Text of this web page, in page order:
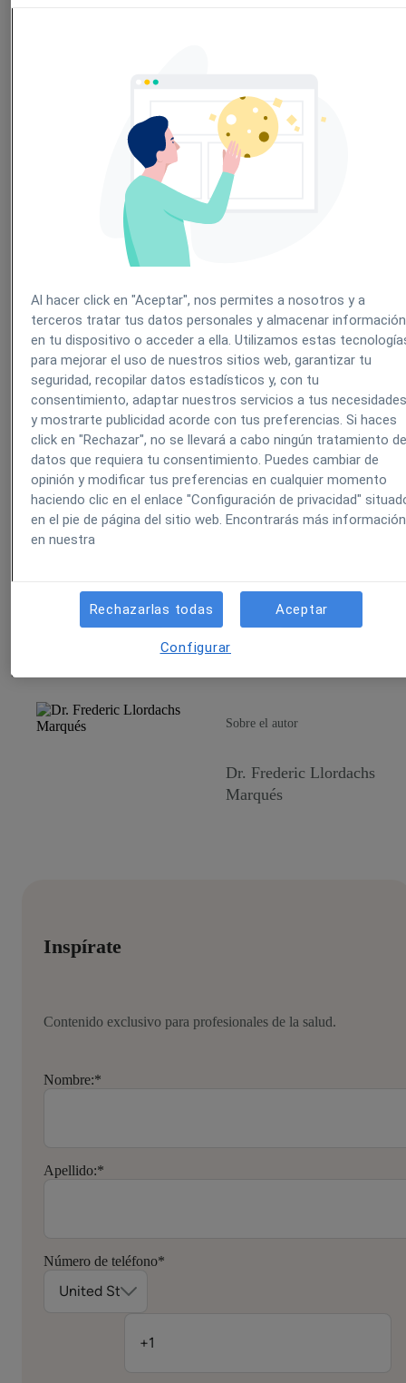
estén mejor informados en cuanto a su enfermedad, lo que
diversos estudios conduce a mejores resultados de los
un uso más adecuado de los recursos de los servicios de salud, y
relación médico-paciente más fuerte.
Sin embargo, la información sanitaria que se encuentra en
puede ser engañosa o malinterpretarse, poniendo en peligro
algunos casos la salud pública. Una segunda área de
es el impacto de Internet en la prevención en diferentes grupos
población. Así, internet podría reducir las desigualdades si
información médica llega a los grupos desfavorecidos. Sin
si solo los grupos socioeconómicos más favorecidos
contrastar, las desigualdades podrían aumentar.
Por último, no está claro cómo la información sanitaria
afectará internet a la relación médico-paciente, que sigue siendo
piedra angular de una buena atención médica. ¿mejorará internet
relación provocando que los pacientes se conviertan en agentes
activos en sus propios cuidados? ¿O por el contrario que
pacientes puedan acceder a información de salud sin tener que
por el médico provocará un repunte de prácticas como
automedicación? ¿Se adaptarán los médicos al nuevo
online?
No hay duda de que la gran cantidad de información de
internetpuede contribuir a un paciente más informado.
embargo, para que la información sanitaria en Internet alcance
potencial como recurso para médicos y pacientes es necesario
los médicos tienen habilidades de comunicación adecuadas.
Y tú, ¿cuál crees que ha sido el principal impacto de
Sobre el autor
Dr. Frederic Llordachs
Marqués
Inspírate
Contenido exclusivo para profesionales de la salud.
Nombre:*
Apellido:*
Número de teléfono*
Al hacer click en "Aceptar", nos permites a nosotros y a
terceros tratar tus datos personales y almacenar información
en tu dispositivo o acceder a ella. Utilizamos estas
para mejorar el uso de nuestros sitios web, garantizar tu
seguridad, recopilar datos estadísticos y, con tu
consentimiento, adaptar nuestros servicios a tus
y mostrarte publicidad acorde con tus preferencias. Si haces
click en "Rechazar", no se llevará a cabo ningún tratamiento
datos que requiera tu consentimiento. Puedes cambiar de
opinión y modificar tus preferencias en cualquier momento
haciendo clic en el enlace "Configuración de privacidad"
en el pie de página del sitio web. Encontrarás más información
en nuestra
Rechazarlas todas Aceptar
Configurar